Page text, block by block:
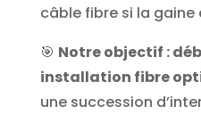
câble fibre si la
🎯 Notre objectif :
installation fibre
une succession